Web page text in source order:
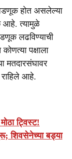
होत असलेल्या
आहे. त्यामुळे
लढविण्याची
पक्षाला
मतदारसंघावर
आहे.
ट्विस्ट!
शिवसेनेच्या बड्या